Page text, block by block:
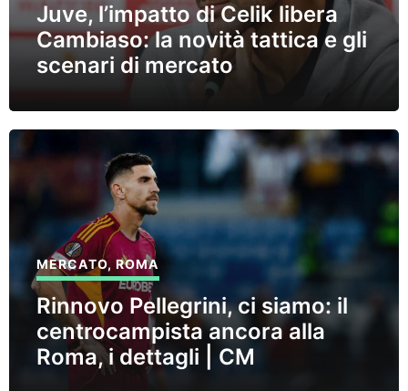
Juve, l’impatto di Celik libera
Cambiaso: la novità tattica e gli
scenari di mercato
MERCATO,ROMA
Rinnovo Pellegrini, ci siamo: il
centrocampista ancora alla
Roma, i dettagli | CM